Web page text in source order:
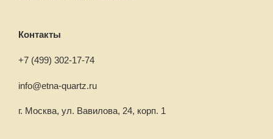
Контакты
+7 (499) 302-17-74
info@etna-quartz.ru
г. Москва, ул. Вавилова, 24, корп. 1